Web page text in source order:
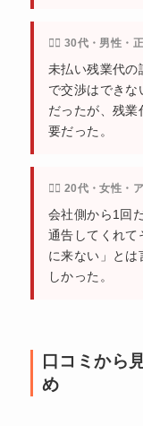
🙍‍♂️ 30代・男性・
未払い残業代の
で交渉はでき
だったが、残
要だった。
🙍‍♀️ 20代・女性・
会社側から1回
通告してくれて
に来ない」とは
しかった。
口コミから
め